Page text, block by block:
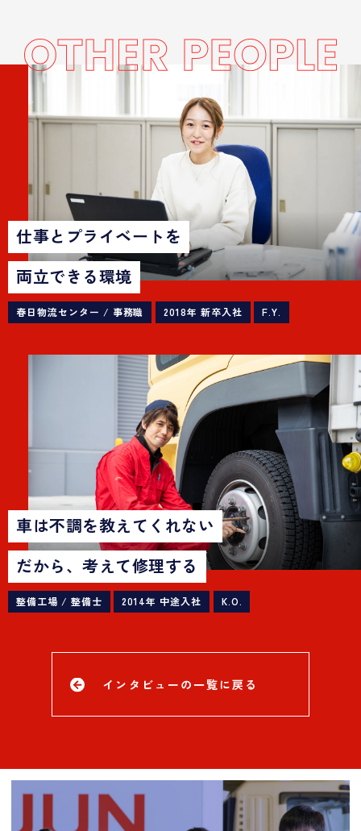
仕事とプライベートを
両立できる環境
春日物流センター / 事務職 2018年 新卒入社 F.Y.
車は不調を教えてくれない
だから、考えて修理する
整備工場 / 整備士 2014年 中途入社 K.O.
インタビューの一覧に戻る